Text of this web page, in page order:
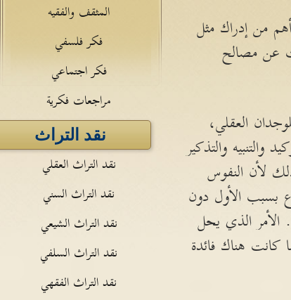
المثقف والفقيه
فكر فلسفي
فكر اجتماعي
مراجعات فكرية
نقد التراث
نقد التراث العقلي
نقد التراث السني
نقد التراث الشيعي
نقد التراث السلفي
نقد التراث الفقهي
من إدراك مثل
عن مصالح
العقلي،
والتذكير
لأن النفوس
بسبب الأول دون
الأمر الذي يحل
كانت هناك فائدة